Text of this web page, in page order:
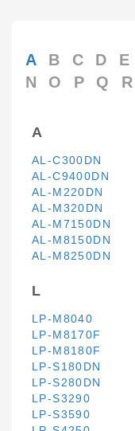
A B C D E
N
O P Q R
A
AL-C300DN
AL-C9400DN
AL-M220DN
AL-M320DN
AL-M7150DN
AL-M8150DN
AL-M8250DN
L
LP-M8040
LP-M8170F
LP-M8180F
LP-S180DN
LP-S280DN
LP-S3290
LP-S3590